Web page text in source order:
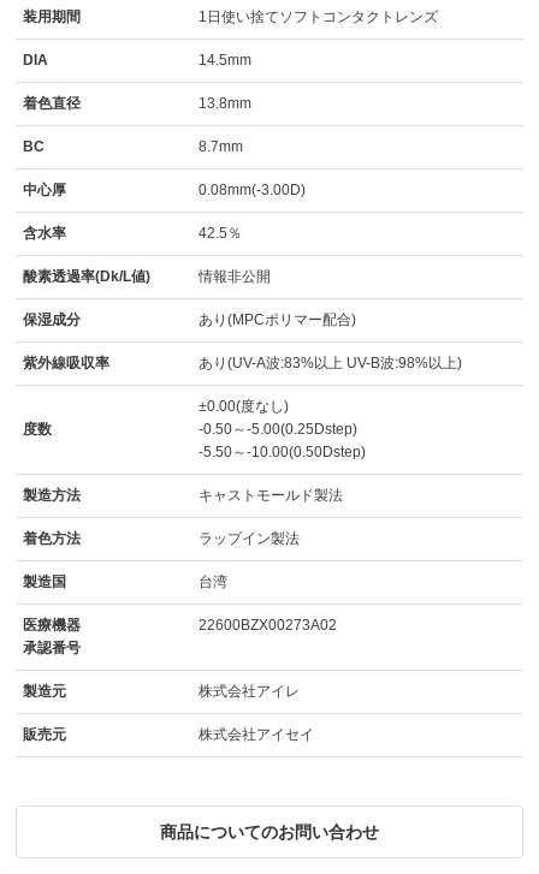
装用期間 1日使い捨てソフトコンタクトレンズ
DIA 14.5mm
着色直径 13.8mm
BC 8.7mm
中心厚 0.08mm(-3.00D)
含水率 42.5％
酸素透過率(Dk/L値) 情報非公開
保湿成分 あり(MPCポリマー配合)
紫外線吸収率 あり(UV-A波:83%以上 UV-B波:98%以上)
度数
±0.00(度なし)
-0.50～-5.00(0.25Dstep)
-5.50～-10.00(0.50Dstep)
製造方法 キャストモールド製法
着色方法 ラップイン製法
製造国 台湾
医療機器
承認番号
22600BZX00273A02
製造元 株式会社アイレ
販売元 株式会社アイセイ
商品についてのお問い合わせ